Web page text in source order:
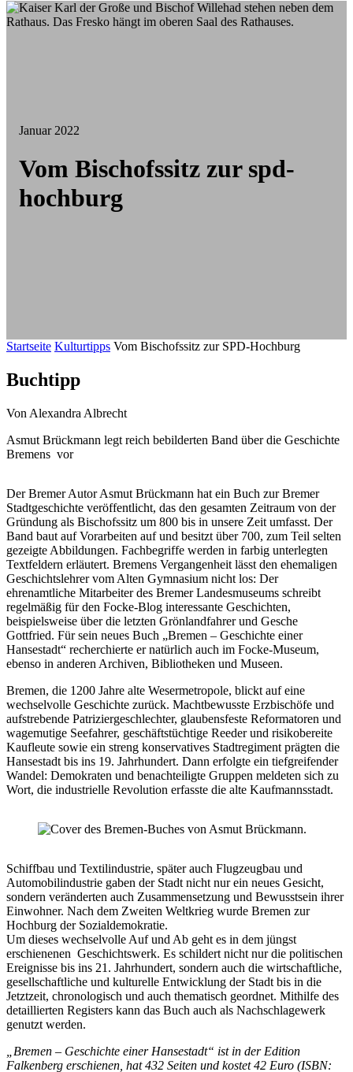
Januar 2022
Vom Bischofssitz zur spd-
hochburg
Startseite Kulturtipps Vom Bischofssitz zur SPD-Hochburg
Buchtipp
Von Alexandra Albrecht
Asmut Brückmann legt reich bebilderten Band über die Geschichte
Bremens vor
Der Bremer Autor Asmut Brückmann hat ein Buch zur Bremer
Stadtgeschichte veröffentlicht, das den gesamten Zeitraum von der
Gründung als Bischofssitz um 800 bis in unsere Zeit umfasst. Der
Band baut auf Vorarbeiten auf und besitzt über 700, zum Teil selten
gezeigte Abbildungen. Fachbegriffe werden in farbig unterlegten
Textfeldern erläutert. Bremens Vergangenheit lässt den ehemaligen
Geschichtslehrer vom Alten Gymnasium nicht los: Der
ehrenamtliche Mitarbeiter des Bremer Landesmuseums schreibt
regelmäßig für den Focke-Blog interessante Geschichten,
beispielsweise über die letzten Grönlandfahrer und Gesche
Gottfried. Für sein neues Buch „Bremen – Geschichte einer
Hansestadt“ recherchierte er natürlich auch im Focke-Museum,
ebenso in anderen Archiven, Bibliotheken und Museen.
Bremen, die 1200 Jahre alte Wesermetropole, blickt auf eine
wechselvolle Geschichte zurück. Machtbewusste Erzbischöfe und
aufstrebende Patriziergeschlechter, glaubensfeste Reformatoren und
wagemutige Seefahrer, geschäftstüchtige Reeder und risikobereite
Kaufleute sowie ein streng konservatives Stadtregiment prägten die
Hansestadt bis ins 19. Jahrhundert. Dann erfolgte ein tiefgreifender
Wandel: Demokraten und benachteiligte Gruppen meldeten sich zu
Wort, die industrielle Revolution erfasste die alte Kaufmannsstadt.
Schiffbau und Textilindustrie, später auch Flugzeugbau und
Automobilindustrie gaben der Stadt nicht nur ein neues Gesicht,
sondern veränderten auch Zusammensetzung und Bewusstsein ihrer
Einwohner. Nach dem Zweiten Weltkrieg wurde Bremen zur
Hochburg der Sozialdemokratie.
Um dieses wechselvolle Auf und Ab geht es in dem jüngst
erschienenen Geschichtswerk. Es schildert nicht nur die politischen
Ereignisse bis ins 21. Jahrhundert, sondern auch die wirtschaftliche,
gesellschaftliche und kulturelle Entwicklung der Stadt bis in die
Jetztzeit, chronologisch und auch thematisch geordnet. Mithilfe des
detaillierten Registers kann das Buch auch als Nachschlagewerk
genutzt werden.
„Bremen – Geschichte einer Hansestadt“ ist in der Edition
Falkenberg erschienen, hat 432 Seiten und kostet 42 Euro (ISBN: